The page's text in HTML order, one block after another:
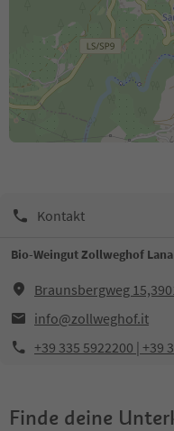
Kontakt
Bio-Weingut Zollweghof Lana
Braunsbergweg
info@zollweghof.it
+39 335 5922200 | +39
Finde deine